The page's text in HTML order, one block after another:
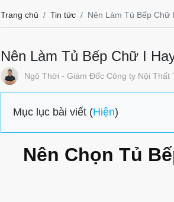
Trang chủ Tin tức Nên Làm Tủ Bếp Chữ
Nên Làm Tủ Bếp Chữ I
Ngô Thời - Giám Đốc Công ty Nội Thất
Mục lục bài viết (Hiện)
Nên Chọn Tủ